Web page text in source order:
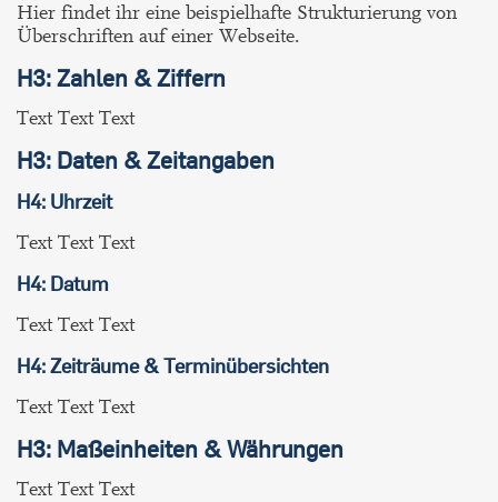
Hier findet ihr eine beispielhafte Strukturierung von
Überschriften auf einer Webseite.
H3: Zahlen & Ziffern
Text Text Text
H3: Daten & Zeitangaben
H4: Uhrzeit
Text Text Text
H4: Datum
Text Text Text
H4: Zeiträume & Terminübersichten
Text Text Text
H3: Maßeinheiten & Währungen
Text Text Text